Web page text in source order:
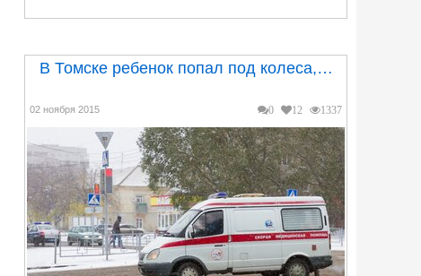
В Томске ребенок попал под колеса,…
0 12 1337
02 ноября 2015